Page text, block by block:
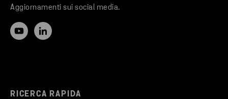
Aggiornamenti sui social media.
RICERCA RAPIDA